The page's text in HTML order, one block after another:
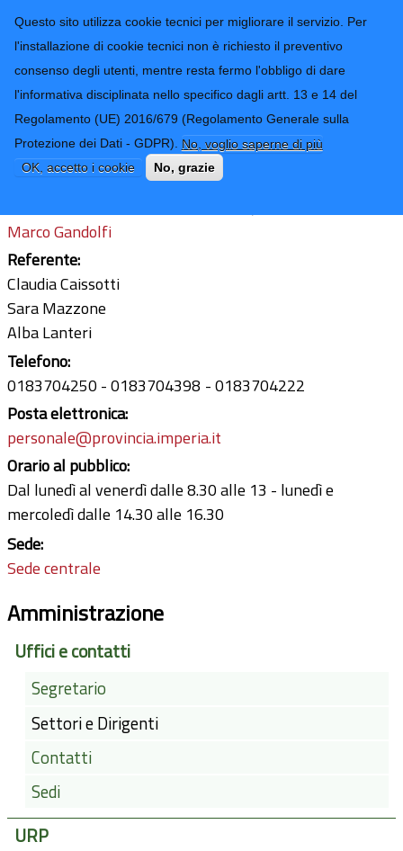
Questo sito utilizza cookie tecnici per migliorare il servizio. Per
l'installazione di cookie tecnici non è richiesto il preventivo
consenso degli utenti, mentre resta fermo l'obbligo di dare
l'informativa disciplinata nello specifico dagli artt. 13 e 14 del
Regolamento (UE) 2016/679 (Regolamento Generale sulla
Protezione dei Dati - GDPR). No, voglio saperne di più
OK, accetto i cookie
No, grazie
Provincia di
Imperia
CONTATTI-URP
TRASPARENZA
Form di ricerca
Gestione giuridica
Ultimo aggiornamento: 24/02/2026 - 13:11
Marco Gandolfi
Referente:
Claudia Caissotti
Sara Mazzone
Alba Lanteri
Telefono:
0183704250
0183704398
0183704222
Posta elettronica:
personale@provincia.imperia.it
Orario al pubblico:
Dal lunedì al venerdì dalle 8.30 alle 13 - lunedì e
mercoledì dalle 14.30 alle 16.30
Sede:
Sede centrale
Amministrazione
Uffici e contatti
Segretario
Settori e Dirigenti
Contatti
Sedi
URP